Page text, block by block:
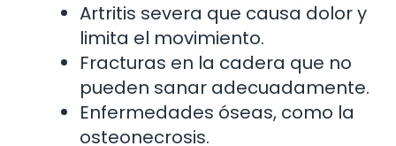
Artritis severa que causa dolor y
limita el movimiento.
Fracturas en la cadera que no
pueden sanar adecuadamente.
Enfermedades óseas, como la
osteonecrosis.